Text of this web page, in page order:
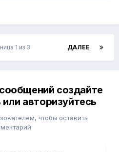
ДАЛЕЕ
1 из 3
создайте
авторизуйтесь
чтобы оставить